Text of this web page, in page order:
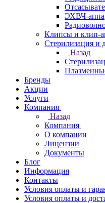
ЭХВЧ-
Клипсы и клип-
Стерилизация и
Назад
Бренды
Акции
Услуги
Компания
Назад
Компания
О компании
Лицензии
Документы
Блог
Информация
Контакты
Условия оплаты и
Условия оплаты и